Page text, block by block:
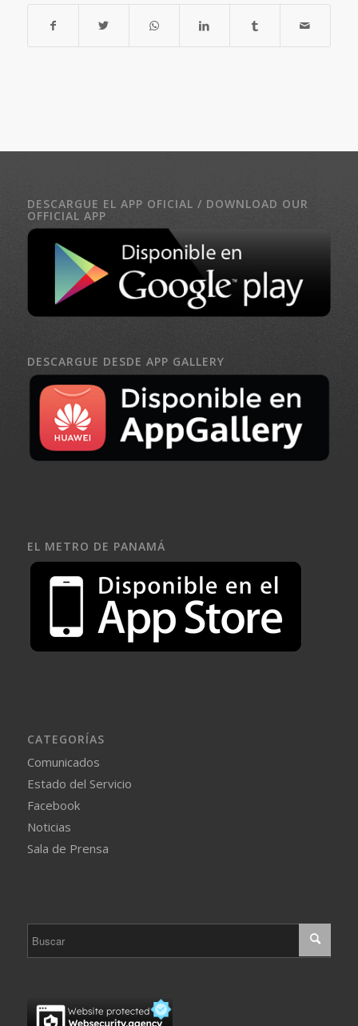
DESCARGUE EL APP OFICIAL / DOWNLOAD OUR
OFFICIAL APP
DESCARGUE DESDE APP GALLERY
EL METRO DE PANAMÁ
CATEGORÍAS
Comunicados
Estado del Servicio
Facebook
Noticias
Sala de Prensa